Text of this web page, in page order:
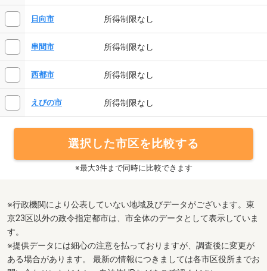
日向市 所得制限なし
串間市 所得制限なし
西都市 所得制限なし
えびの市 所得制限なし
選択した市区を比較する
※最大3件まで同時に比較できます
※行政機関により公表していない地域及びデータがございます。東
京23区以外の政令指定都市は、市全体のデータとして表示していま
す。
※提供データには細心の注意を払っておりますが、調査後に変更が
ある場合があります。 最新の情報につきましては各市区役所までお